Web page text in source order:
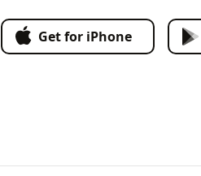
Get for iPhone